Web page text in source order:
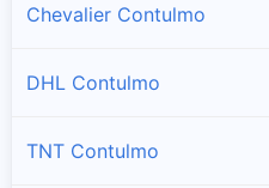
Chevalier Contulmo
DHL Contulmo
TNT Contulmo